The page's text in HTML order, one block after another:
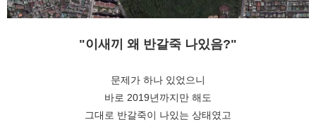
"이새끼 왜 반갈죽 나있음?"
문제가 하나 있었으니
바로 2019년까지만 해도
그대로 반갈죽이 나있는 상태였고